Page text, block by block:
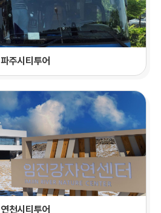
파주시티투어
연천시티투어